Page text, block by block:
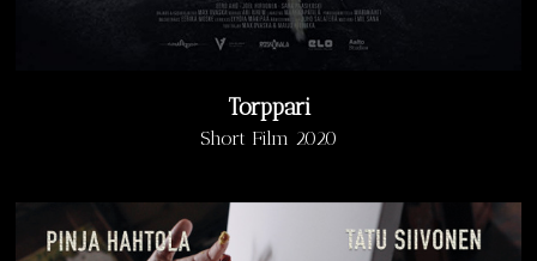
Torppari
Short Film 2020